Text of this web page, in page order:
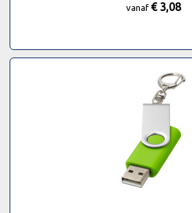
vanaf € 3,08